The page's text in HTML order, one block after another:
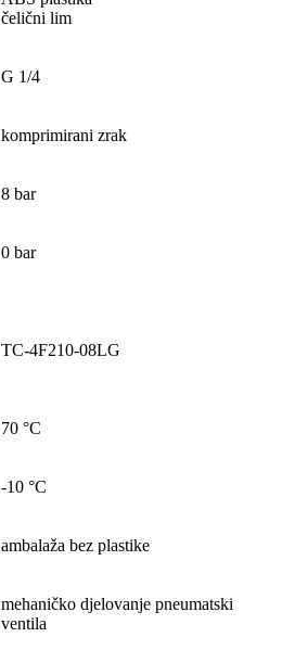
čelični lim
G 1/4
komprimirani zrak
8 bar
0 bar
TC-4F210-08LG
70 °C
-10 °C
ambalaža bez plastike
mehaničko djelovanje pneumatski
ventila